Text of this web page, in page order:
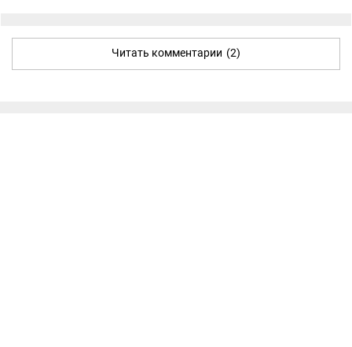
Читать комментарии (2)